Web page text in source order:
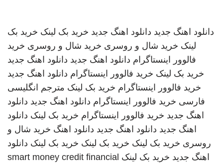
دانلود اهنگ جدید دانلود اهنگ جدید خرید بک لینک خرید بک
لینک خرید شال و روسری خرید شال و روسری خرید
فالوور اینستاگرام دانلود اهنگ جدید دانلود اهنگ جدید
خرید بک لینک خرید فالوور اینستاگرام دانلود اهنگ جدید
خرید فالوور اینستاگرام خرید بک لینک مترجم انگلیسی
فارسی خرید فالوور اینستاگرام دانلود اهنگ جدید دانلود
اهنگ جدید خرید فالوور اینستاگرام خرید بک لینک دانلود
اهنگ جدید دانلود اهنگ جدید دانلود اهنگ خرید شال و
روسری خرید بک لینک خرید بک لینک خرید بک لینک دانلود
اهنگ جدید خرید بک لینک smart money credit financial